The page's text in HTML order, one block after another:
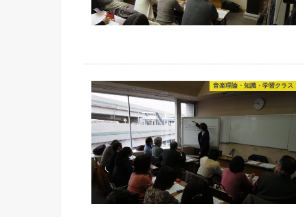
音楽理論・知識・学習クラス